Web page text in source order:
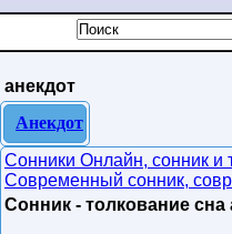
анекдот
Анекдот
Сонники Онлайн, сонник и
Современный сонник,
Сонник - толкование сна